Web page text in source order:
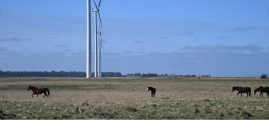
de Chocolate" y al "Mejor Postre", sumado a grandes
Feria de Artesanos y Emprendedores: Un paseo cultural
pinar.
Espectáculos y Área Kids: Shows de artistas locales e
invitados en el escenario principal, junto a una zona
dedicada exclusivamente al entretenimiento infantil con